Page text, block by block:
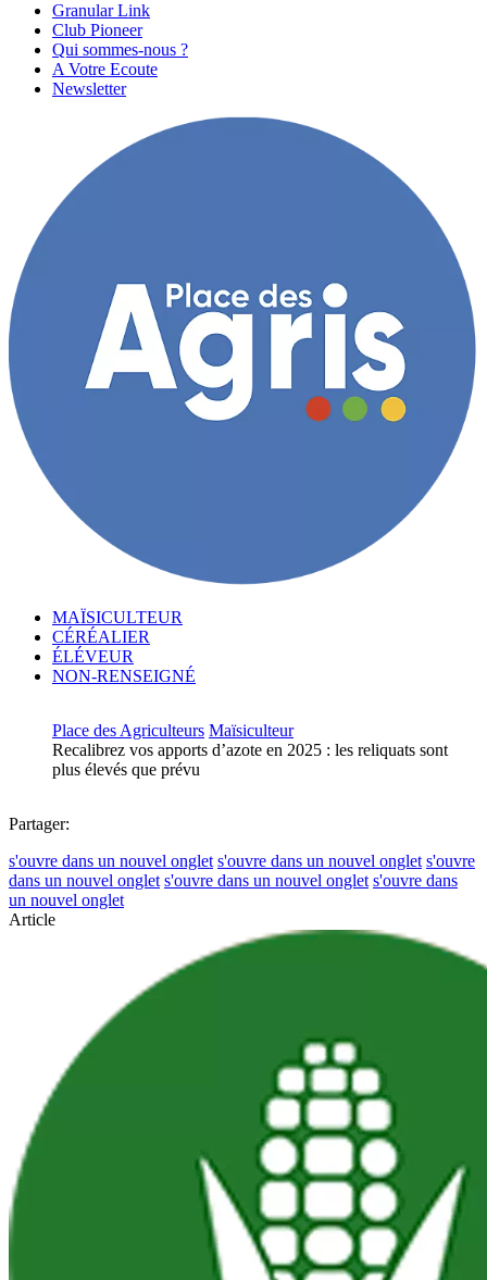
Granular Link
Club Pioneer
Qui sommes-nous ?
A Votre Ecoute
Newsletter
MAÏSICULTEUR
CÉRÉALIER
ÉLÉVEUR
NON-RENSEIGNÉ
Place des Agriculteurs Maïsiculteur
Recalibrez vos apports d’azote en 2025 : les reliquats sont
plus élevés que prévu
Partager:
s'ouvre dans un nouvel onglet s'ouvre dans un nouvel onglet s'ouvre
dans un nouvel onglet s'ouvre dans un nouvel onglet s'ouvre dans
un nouvel onglet
Article